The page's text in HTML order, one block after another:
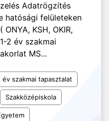
Adatrögzítés
hatósági felületeken
KSH, OKIR,
2 év szakmai
MS...
év szakmai tapasztalat
Szakközépiskola